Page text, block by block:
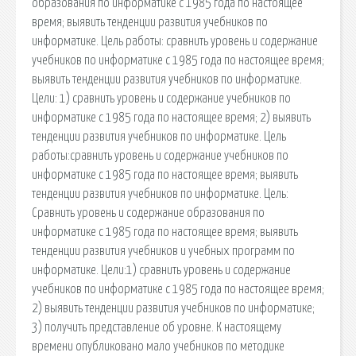
образования по информатике с 1985 года по настоящее
время; выявить тенденции развития учебников по
информатике. Цель работы: сравнить уровень и содержание
учебников по информатике с 1985 года по настоящее время;
выявить тенденции развития учебников по информатике.
Цели: 1) сравнить уровень и содержание учебников по
информатике с 1985 года по настоящее время; 2) выявить
тенденции развития учебников по информатике. Цель
работы:сравнить уровень и содержание учебников по
информатике с 1985 года по настоящее время; выявить
тенденции развития учебников по информатике. Цель:
Сравнить уровень и содержание образования по
информатике с 1985 года по настоящее время; выявить
тенденции развития учебников и учебных программ по
информатике. Цели:1) сравнить уровень и содержание
учебников по информатике с 1985 года по настоящее время;
2) выявить тенденции развития учебников по информатике;
3) получить представление об уровне. К настоящему
времени опубликовано мало учебников по методике